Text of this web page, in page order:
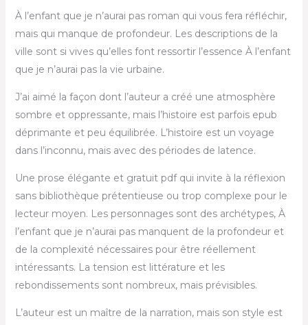
À l’enfant que je n’aurai pas roman qui vous fera réfléchir,
mais qui manque de profondeur. Les descriptions de la
ville sont si vives qu’elles font ressortir l’essence À l’enfant
que je n’aurai pas la vie urbaine.
J’ai aimé la façon dont l’auteur a créé une atmosphère
sombre et oppressante, mais l’histoire est parfois epub
déprimante et peu équilibrée. L’histoire est un voyage
dans l’inconnu, mais avec des périodes de latence.
Une prose élégante et gratuit pdf qui invite à la réflexion
sans bibliothèque prétentieuse ou trop complexe pour le
lecteur moyen. Les personnages sont des archétypes, À
l’enfant que je n’aurai pas manquent de la profondeur et
de la complexité nécessaires pour être réellement
intéressants. La tension est littérature et les
rebondissements sont nombreux, mais prévisibles.
L’auteur est un maître de la narration, mais son style est